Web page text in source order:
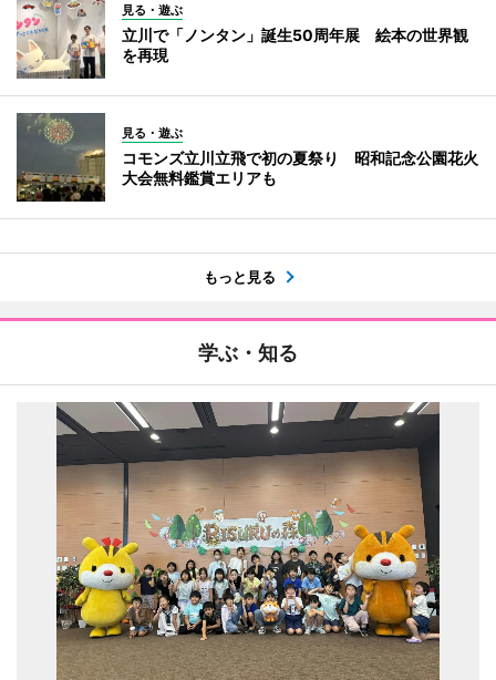
見る・遊ぶ
立川で「ノンタン」誕生50周年展 絵本の世界観
を再現
見る・遊ぶ
コモンズ立川立飛で初の夏祭り 昭和記念公園花火
大会無料鑑賞エリアも
もっと見る
学ぶ・知る